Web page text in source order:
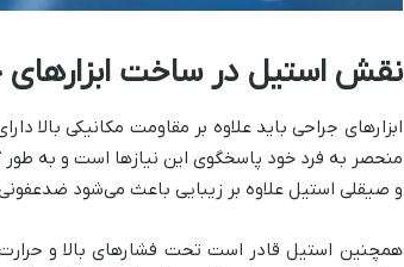
نقش استیل در ساخت ابزارهای
ابزارهای جراحی باید علاوه بر مقاومت مکانیکی بالا
منحصر به فرد خود پاسخگوی این نیازها است و به
و صیقلی استیل علاوه بر زیبایی باعث می‌شود
همچنین استیل قادر است تحت فشارهای بالا و